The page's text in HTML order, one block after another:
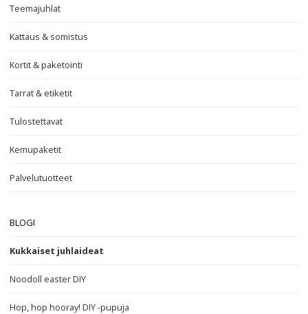
Teemajuhlat
Kattaus & somistus
Kortit & paketointi
Tarrat & etiketit
Tulostettavat
Kemupaketit
Palvelutuotteet
BLOGI
Kukkaiset juhlaideat
Noodoll easter DIY
Hop, hop hooray! DIY -pupuja